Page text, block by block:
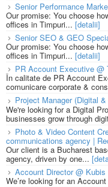
Senior Performance
Our promise: You choose
offices in Timpuri... [detalii]
Senior SEO & GEO
Our promise: You choose
offices in Timpuri... [detalii]
PR Account Executive @
În calitate de PR Account
comunicare corporate &
Project Manager (Digital
We're looking for a Digital
businesses grow through
Photo & Video Content
communications agency |
Our client is a Bucharest
agency, driven by one...
Account Director @
We’re looking for an